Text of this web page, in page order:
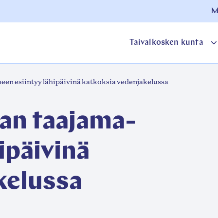
Taivalkosken kunta
esiintyy lähipäivinä katkoksia vedenjakelussa
taajama-